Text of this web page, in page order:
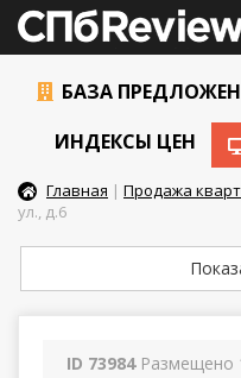
БАЗА
ИНДЕКСЫ ЦЕН
Главная | Продажа
ул., д.6
ID 73984Размещено